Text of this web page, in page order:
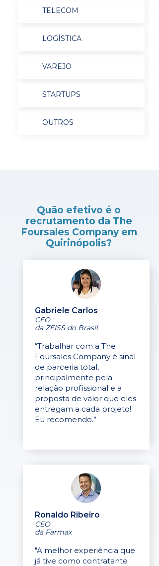
TELECOM
LOGÍSTICA
VAREJO
STARTUPS
OUTROS
Quão efetivo é o
recrutamento da The
Foursales Company em
Quirinópolis?
Gabriele Carlos
CEO
da ZEISS do Brasil
“Trabalhar com a The
Foursales Company é sinal
de parceria total,
principalmente pela
relação profissional e a
proposta de valor que eles
entregam a cada projeto!
Eu recomendo.”
Ronaldo Ribeiro
CEO
da Farmax
"A melhor experiência que
já tive como contratante